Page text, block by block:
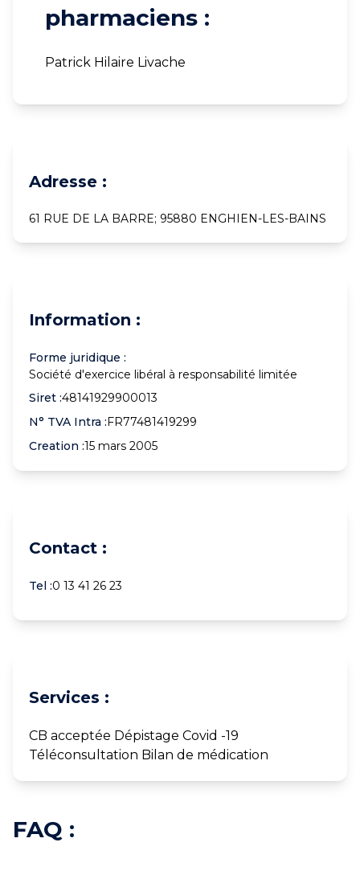
pharmaciens :
Patrick Hilaire Livache
Adresse :
61 RUE DE LA BARRE; 95880 ENGHIEN-LES-BAINS
Information :
Forme juridique :
Société d'exercice libéral à responsabilité limitée
Siret :48141929900013
N° TVA Intra :FR77481419299
Creation :15 mars 2005
Contact :
Tel :0 13 41 26 23
Services :
CB acceptée Dépistage Covid -19
Téléconsultation Bilan de médication
FAQ :